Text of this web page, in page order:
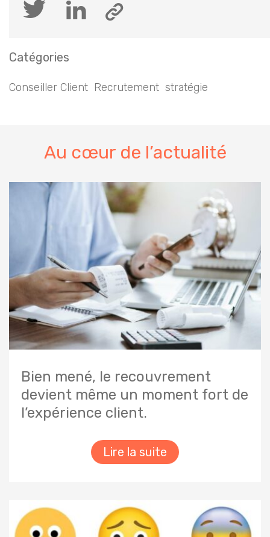
Catégories
Conseiller Client Recrutement stratégie
Au cœur de l’actualité
Bien mené, le recouvrement
devient même un moment fort de
l’expérience client.
Lire la suite